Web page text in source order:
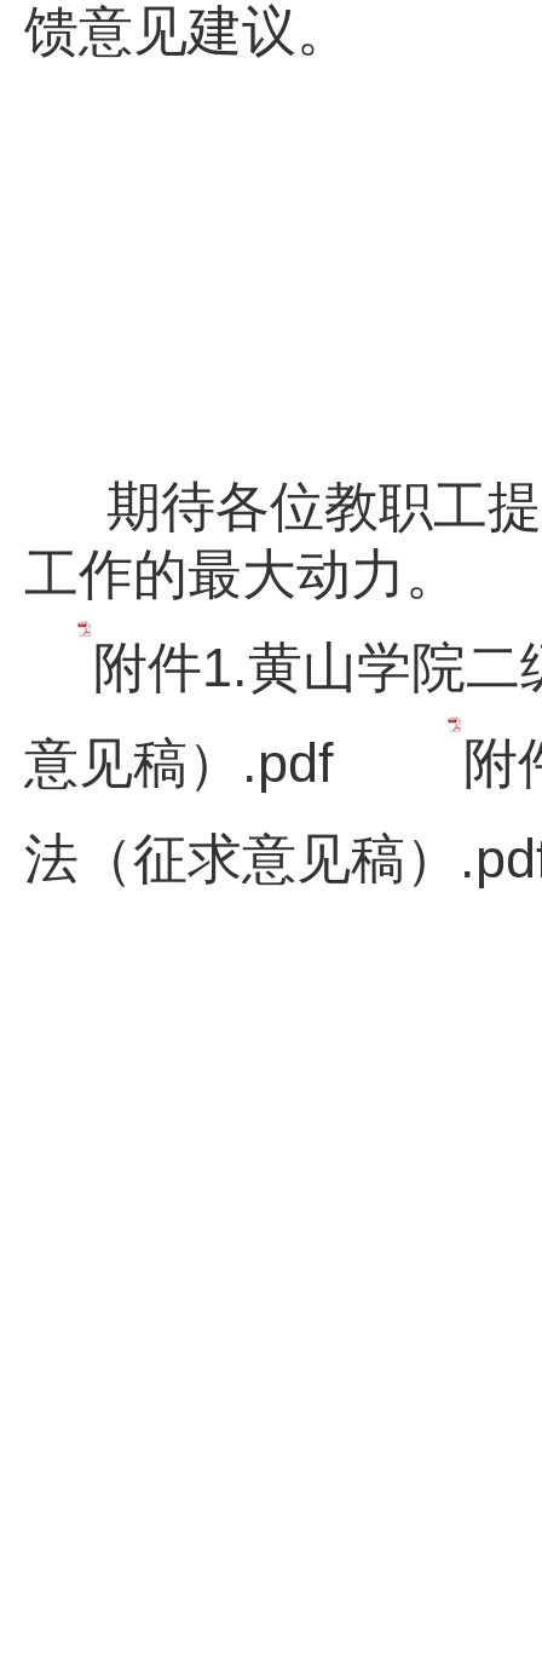
馈意见建议。
期待各位教职工
工作的最大动力。
附件1.黄山学院
意见稿）.pdf
附
法（征求意见稿）